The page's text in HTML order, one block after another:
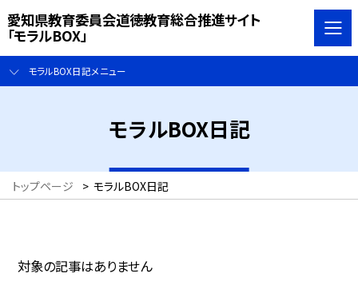
愛知県教育委員会道徳教育総合推進サイト
「モラルBOX」
モラルBOX日記メニュー
モラルBOX日記
トップページ > モラルBOX日記
対象の記事はありません